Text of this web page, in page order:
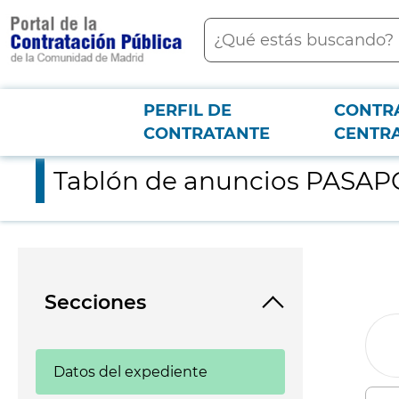
contenido
principal
Buscar
Menú PCON
PERFIL DE
CONTRATANTE
Tablón de anuncios PASAPC 2022-1-28
Tablón de anuncios
Secciones
Datos del expediente